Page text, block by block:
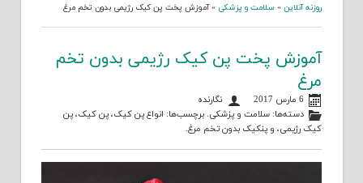
روزنه آنلاین » سلامت و پزشکی »آموزش پخت پن کیک‌ رژیمی بدون تخم مرغ
آموزش پخت پن کیک‌ رژیمی بدون تخم
مرغ
6 مارس 2017
نگارنده
دسته‌ها:سلامت و پزشکی. برچسب‌ها: انواع پن کیک،پن کیک،پن
کیک رژیمی، و پنکیک بدون تخم مرغ.